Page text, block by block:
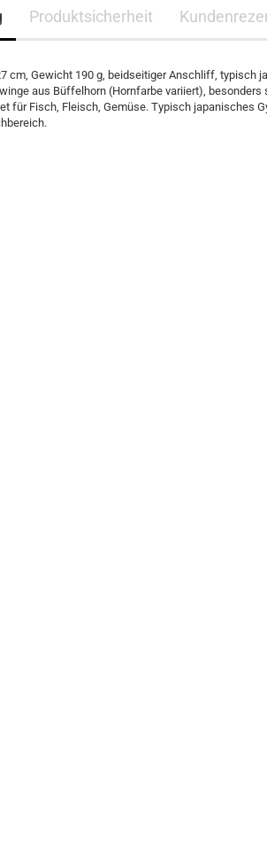
Produktsicherheit
cm, Gewicht 190 g, beidseitiger Anschliff, typisch
aus Büffelhorn (Hornfarbe variiert), besonders
für Fisch, Fleisch, Gemüse. Typisch japanisches